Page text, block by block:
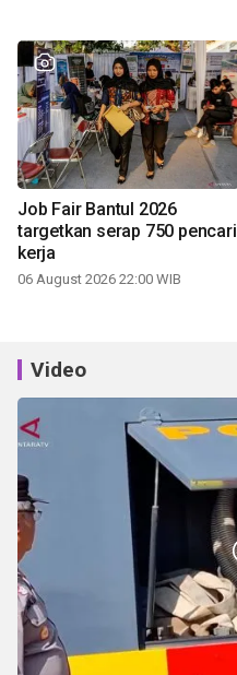
Job Fair Bantul 2026
targetkan serap 750 pencari
kerja
06 August 2026 22:00 WIB
Video